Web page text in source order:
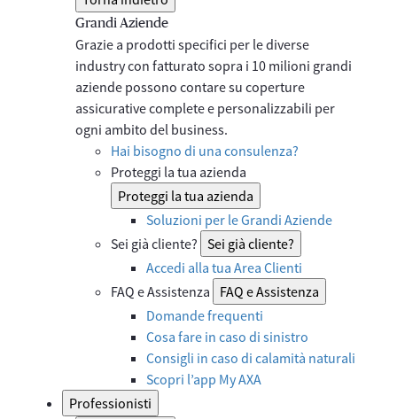
Grandi Aziende
Grazie a prodotti specifici per le diverse
industry con fatturato sopra i 10 milioni grandi
aziende possono contare su coperture
assicurative complete e personalizzabili per
ogni ambito del business.​
Hai bisogno di una consulenza?
Proteggi la tua azienda
Proteggi la tua azienda
Soluzioni per le Grandi Aziende
Sei già cliente? Sei già cliente?
Accedi alla tua Area Clienti
FAQ e Assistenza
FAQ e Assistenza
Domande frequenti
Cosa fare in caso di sinistro
Consigli in caso di calamità naturali
Scopri l’app My AXA
Professionisti